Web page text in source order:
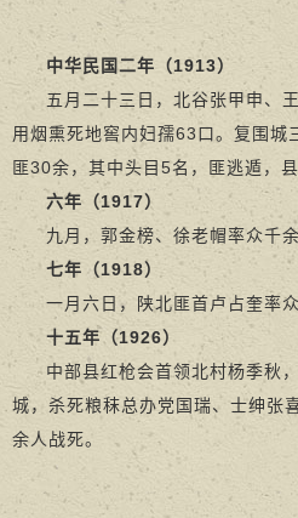
中华民国二年（1913）
五月二十三日，北谷张甲申、
用烟熏死地窖内妇孺63口。复围城
匪30余，其中头目5名，匪逃遁，
六年（1917）
九月，郭金榜、徐老帽率众千
七年（1918）
一月六日，陕北匪首卢占奎率
十五年（1926）
中部县红枪会首领北村杨季秋
城，杀死粮秣总办党国瑞、士绅张
余人战死。